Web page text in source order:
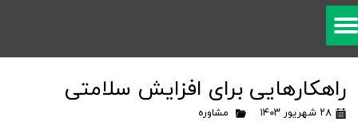
راهکارهایی برای افزایش سلامتی
۲۸ شهریور ۱۴۰۳ مشاوره